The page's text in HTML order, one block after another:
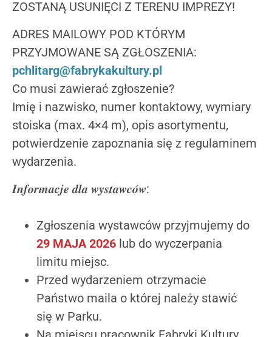
ZOSTANĄ USUNIĘCI Z TERENU IMPREZY!
ADRES MAILOWY POD KTÓRYM
PRZYJMOWANE SĄ ZGŁOSZENIA:
pchlitarg@fabrykakultury.pl
Co musi zawierać zgłoszenie?
Imię i nazwisko, numer kontaktowy, wymiary
stoiska (max. 4×4 m), opis asortymentu,
potwierdzenie zapoznania się z regulaminem
wydarzenia.
𝑰𝒏𝒇𝒐𝒓𝒎𝒂𝒄𝒋𝒆 𝒅𝒍𝒂 𝒘𝒚𝒔𝒕𝒂𝒘𝒄𝒐́𝒘:
Zgłoszenia wystawców przyjmujemy do
29 MAJA 2026 lub do wyczerpania
limitu miejsc.
Przed wydarzeniem otrzymacie
Państwo maila o której należy stawić
się w Parku.